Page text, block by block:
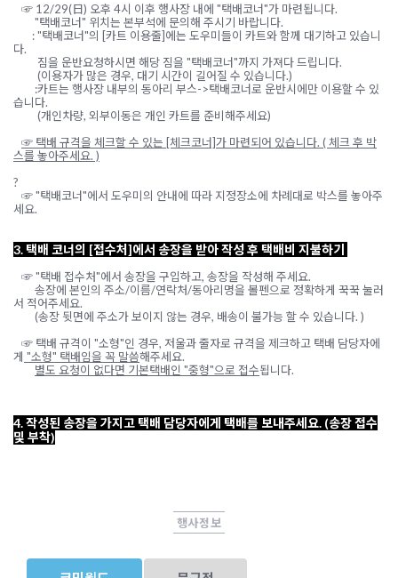
☞ 12/29(日) 오후 4시 이후 행사장 내에 "택배코너"가 마련됩니다.
"택배코너" 위치는 본부석에 문의해 주시기 바랍니다.
:"택배코너"의 [카트 이용줄]에는 도우미들이 카트와 함께 대기하고 있습니
다.
짐을 운반요청하시면 해당 짐을 "택배코너"까지 가져다 드립니다.
(이용자가 많은 경우, 대기 시간이 길어질 수 있습니다.)
:카트는 행사장 내부의 동아리 부스->택배코너로 운반시에만 이용할 수 있
습니다.
(개인차량, 외부이동은 개인 카트를 준비해주세요)
☞ 택배 규격을 체크할 수 있는 [체크코너]가 마련되어 있습니다. ( 체크 후 박
스를 놓아주세요. )
?
☞"택배코너"에서 도우미의 안내에 따라 지정장소에 차례대로 박스를 놓아주
세요.
3.택배 코너의 [접수처 ]에서 송장을 받아 작성 후 택배비 지불하기
☞"택배 접수처"에서 송장을 구입하고, 송장을 작성해 주세요.
송장에 본인의 주소/이름/연락처/동아리명을 볼펜으로 정확하게 꾹꾹 눌러
서 적어주세요.
(송장 뒷면에 주소가 보이지 않는 경우, 배송이 불가능 할 수 있습니다. )
☞ 택배 규격이 "소형"인 경우, 저울과 줄자로 규격을 제크하고 택배 담당자에
게 "소형" 택배임을 꼭 말씀해주세요.
별도 요청이 없다면 기본택배인 "중형"으로 접수됩니다.
4.작성된 송장을 가지고 택배 담당자에게 택배를 보내주세요. (송장 접수
및 부착)
행사정보